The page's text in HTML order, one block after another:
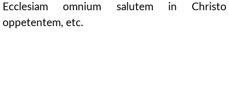
Ecclesiam omnium salutem in Christo
oppetentem, etc.